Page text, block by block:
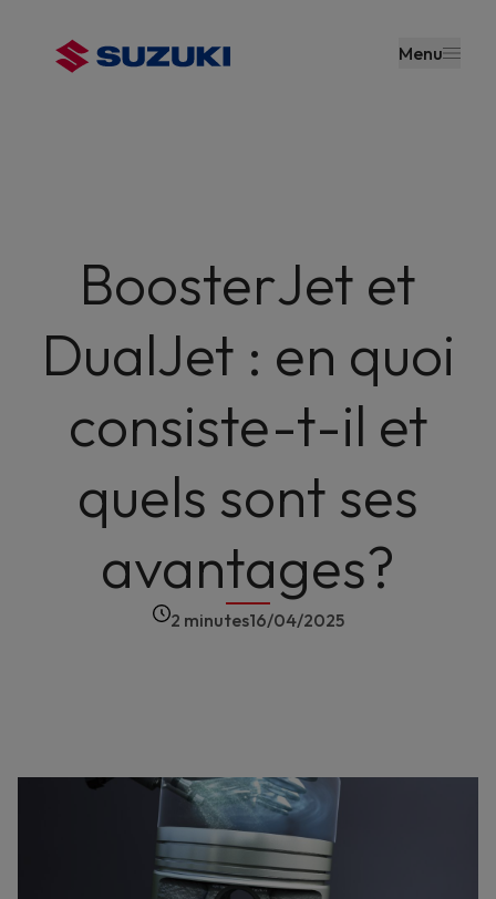
principal
Menu
BoosterJet et
DualJet : en quoi
consiste-t-il et
quels sont ses
avantages?
2 minutes16/04/2025